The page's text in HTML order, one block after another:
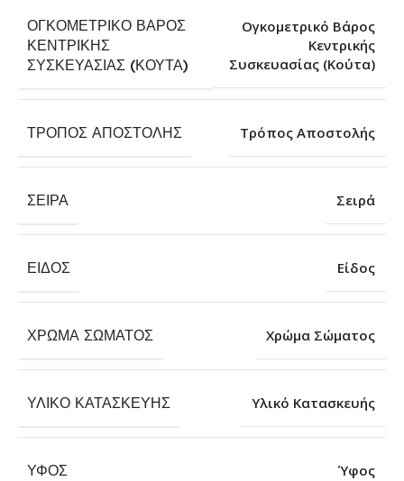
ΟΓΚΟΜΕΤΡΙΚΌ ΒΆΡΟΣ
ΚΕΝΤΡΙΚΉΣ
ΣΥΣΚΕΥΑΣΊΑΣ (ΚΟΎΤΑ)
Ογκομετρικό Βάρος
Κεντρικής
Συσκευασίας (Κούτα)
ΤΡΌΠΟΣ ΑΠΟΣΤΟΛΉΣ Τρόπος Αποστολής
ΣΕΙΡΆ Σειρά
ΕΊΔΟΣ Είδος
ΧΡΏΜΑ ΣΏΜΑΤΟΣ Χρώμα Σώματος
ΥΛΙΚΌ ΚΑΤΑΣΚΕΥΉΣ Υλικό Κατασκευής
ΎΦΟΣ Ύφος